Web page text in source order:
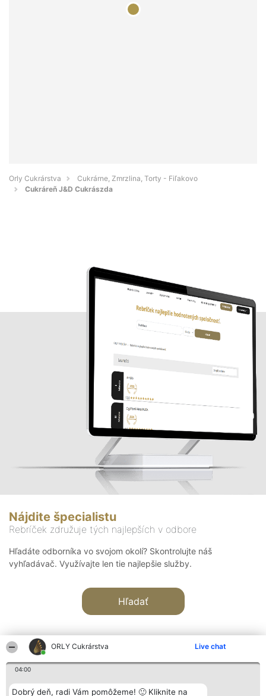
ORLY Cukrárstva Live chat
04:00
Dobrý deň, radi Vám pomôžeme! 🙂 Kliknite na
Orly Cukrárstva
Cukrárne, Zmrzlina, Torty - Fiľakovo
Cukráreň J&D Cukrászda
Nájdite špecialistu
Rebríček združuje tých najlepších v odbore
Hľadáte odborníka vo svojom okolí? Skontrolujte náš
vyhľadávač. Využívajte len tie najlepšie služby.
Hľadať
Organizátor hodnotenia Hodnotenie Kontakt